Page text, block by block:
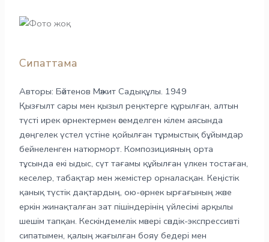
Сипаттама
Авторы: Бәйтенов Мәжит Садықұлы. 1949
Қызғылт сары мен қызыл реңктерге құрылған, алтын
түсті ирек өрнектермен әсемделген кілем аясында
дөңгелек үстел үстіне қойылған тұрмыстық бұйымдар
бейнеленген натюрморт. Композицияның орта
тұсында екі ыдыс, сүт тағамы құйылған үлкен тостаған,
кеселер, табақтар мен жемістер орналасқан. Кеңістік
қанық түстік дақтардың, ою-өрнек ырғағының және
еркін жинақталған зат пішіндерінің үйлесімі арқылы
шешім тапқан. Кескіндемелік мәнері сәндік-экспрессивті
сипатымен, қалың жағылған бояу бедері мен